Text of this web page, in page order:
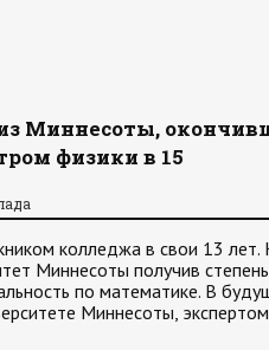
Миннесоты,
физики в 15
колледжа в свои 13 лет.
Миннесоты получив
по математике. В
Миннесоты,